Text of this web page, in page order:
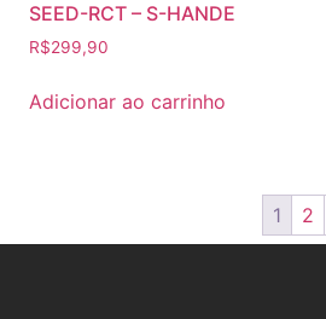
SEED-RCT – S-HANDE
R$299,90
Adicionar ao carrinho
1 2